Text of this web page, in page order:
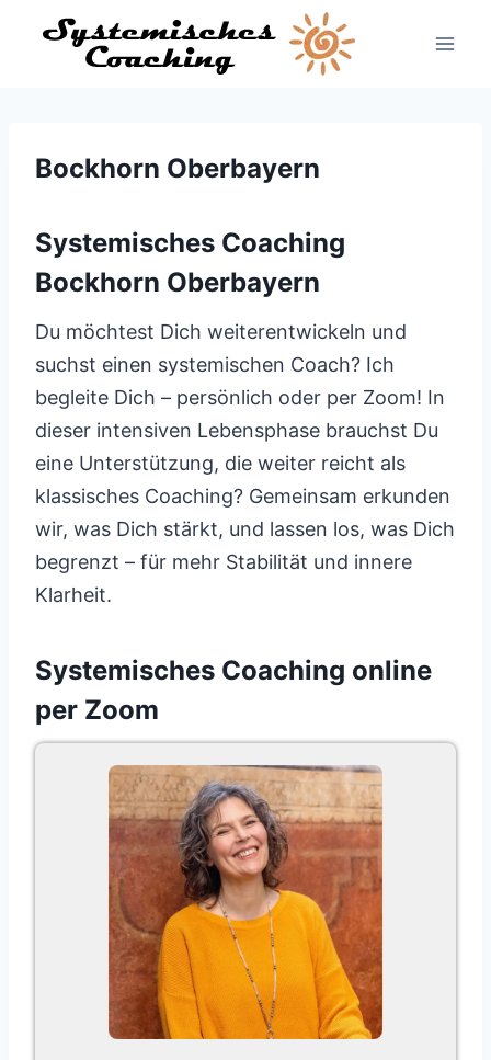
Inhalt
Bockhorn Oberbayern
Systemisches Coaching
Bockhorn Oberbayern
Du möchtest Dich weiterentwickeln und
suchst einen systemischen Coach? Ich
begleite Dich – persönlich oder per Zoom! In
dieser intensiven Lebensphase brauchst Du
eine Unterstützung, die weiter reicht als
klassisches Coaching? Gemeinsam erkunden
wir, was Dich stärkt, und lassen los, was Dich
begrenzt – für mehr Stabilität und innere
Klarheit.
Systemisches Coaching online
per Zoom